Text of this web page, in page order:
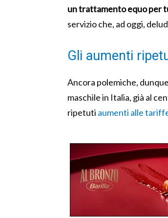
un trattamento equo per
servizio che, ad oggi,
Gli aumenti
Ancora polemiche,
maschile in Italia, già al
ripetuti aumenti alle